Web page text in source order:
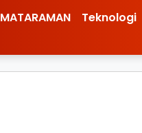
MATARAMAN Teknologi